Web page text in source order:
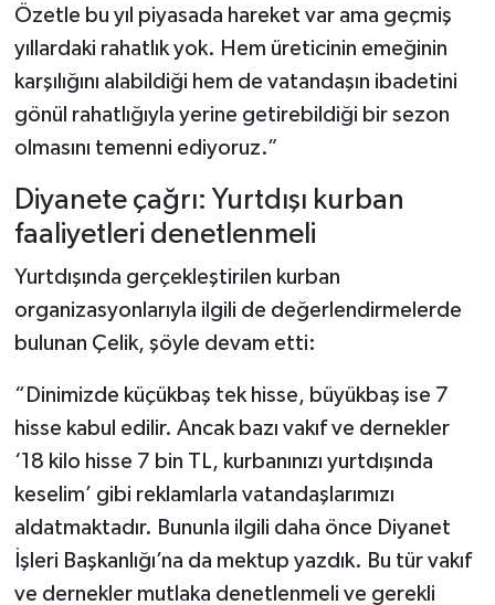
Özetle bu yıl piyasada hareket var ama geçmiş
yıllardaki rahatlık yok. Hem üreticinin emeğinin
karşılığını alabildiği hem de vatandaşın ibadetini
gönül rahatlığıyla yerine getirebildiği bir sezon
olmasını temenni ediyoruz.”
Diyanete çağrı: Yurtdışı kurban
faaliyetleri denetlenmeli
Yurtdışında gerçekleştirilen kurban
organizasyonlarıyla ilgili de değerlendirmelerde
bulunan Çelik, şöyle devam etti:
“Dinimizde küçükbaş tek hisse, büyükbaş ise 7
hisse kabul edilir. Ancak bazı vakıf ve dernekler
‘18 kilo hisse 7 bin TL, kurbanınızı yurtdışında
keselim’ gibi reklamlarla vatandaşlarımızı
aldatmaktadır. Bununla ilgili daha önce Diyanet
İşleri Başkanlığı’na da mektup yazdık. Bu tür vakıf
ve dernekler mutlaka denetlenmeli ve gerekli